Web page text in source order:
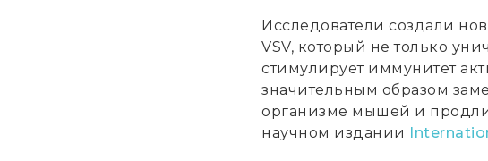
Исследователи создали
VSV, который не только
стимулирует иммунитет
значительным образом
организме мышей и
научном издании